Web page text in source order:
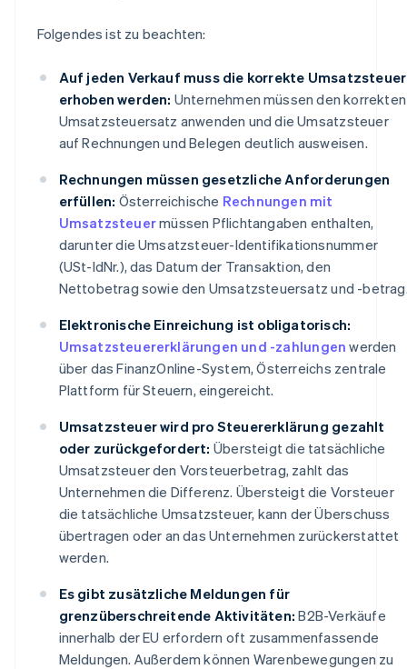
Folgendes ist zu beachten:
Auf jeden Verkauf muss die korrekte Umsatzsteuer
erhoben werden: Unternehmen müssen den korrekten
Umsatzsteuersatz anwenden und die Umsatzsteuer
auf Rechnungen und Belegen deutlich ausweisen.
Rechnungen müssen gesetzliche Anforderungen
erfüllen: Österreichische Rechnungen mit
Umsatzsteuermüssen Pflichtangaben enthalten,
darunter die Umsatzsteuer-Identifikationsnummer
(USt-IdNr.), das Datum der Transaktion, den
Nettobetrag sowie den Umsatzsteuersatz und -
Elektronische Einreichung ist obligatorisch:
Umsatzsteuererklärungen und -zahlungen werden
über das FinanzOnline-System, Österreichs zentrale
Plattform für Steuern, eingereicht.
Umsatzsteuer wird pro Steuererklärung gezahlt
oder zurückgefordert: Übersteigt die tatsächliche
Umsatzsteuer den Vorsteuerbetrag, zahlt das
Unternehmen die Differenz. Übersteigt die Vorsteuer
die tatsächliche Umsatzsteuer, kann der Überschuss
übertragen oder an das Unternehmen zurückerstattet
werden.
Es gibt zusätzliche Meldungen für
grenzüberschreitende Aktivitäten: B2B-Verkäufe
innerhalb der EU erfordern oft zusammenfassende
Meldungen. Außerdem können Warenbewegungen zu